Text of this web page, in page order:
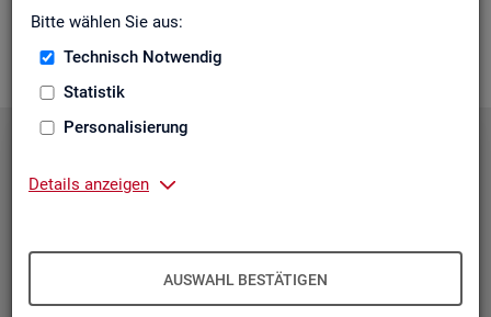
Bitte wählen Sie aus:
Technisch Notwendig
Statistik
Personalisierung
Details anzeigen
AUSWAHL BESTÄTIGEN
grund-In­for­ma­tio­nen zu den re­gio­na­len Glie­de­run­gen zu­sam­
men­ge­stellt.
Bund, Län­der und Krei­se